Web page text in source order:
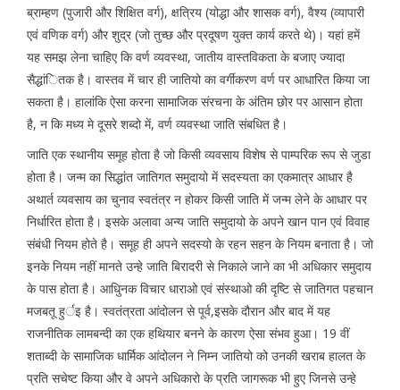
ब्राम्हण (पुजारी और शिक्षित वर्ग), क्षत्रिय (योद्धा और शासक वर्ग), वैश्य (व्यापारी
एवं वणिक वर्ग) और शुद्र (जो तुच्छ और प्रदूषण युक्त कार्य करते थे)। यहां हमें
यह समझ लेना चाहिए कि वर्ण व्यवस्था, जातीय वास्तविकता के बजाए ज्यादा
सैद्धांितक है। वास्तव में चार ही जातियो का वर्गीकरण वर्ण पर आधारित किया जा
सकता है। हालांकि ऐसा करना सामाजिक संरचना के अंतिम छोर पर आसान होता
है, न कि मध्य मे दूसरे शब्दो में, वर्ण व्यवस्था जाति संबधित है।
जाति एक स्थानीय समूह होता है जो किसी व्यवसाय विशेष से पाम्परिक रूप से जुडा
होता है। जन्म का सिद्धांत जातिगत समुदायो में सदस्यता का एकमात्र आधार है
अथार्त व्यवसाय का चुनाव स्वतंत्र न होकर किसी जाति में जन्म लेने के आधार पर
निर्धारित होता है। इसके अलावा अन्य जाति समुदायो के अपने खान पान एवं विवाह
संबंधी नियम होते है। समूह ही अपने सदस्यो के रहन सहन के नियम बनाता है। जो
इनके नियम नहीं मानते उन्हे जाति बिरादरी से निकाले जाने का भी अधिकार समुदाय
के पास होता है। आधुिनक विचार धाराओ एवं संस्थाओ की दृष्टि से जातिगत पहचान
मजबतू हुर्इ है। स्वतंत्रता आंदोलन से पूर्व,इसके दौरान और बाद में यह
राजनीतिक लामबन्दी का एक हथियार बनने के कारण ऐसा संभव हुआ। 19 वीं
शताब्दी के सामाजिक धार्मिक आंदोलन ने निम्न जातियो को उनकी खराब हालत के
प्रति सचेष्ट किया और वे अपने अधिकारो के प्रति जागरूक भी हुए जिनसे उन्हे